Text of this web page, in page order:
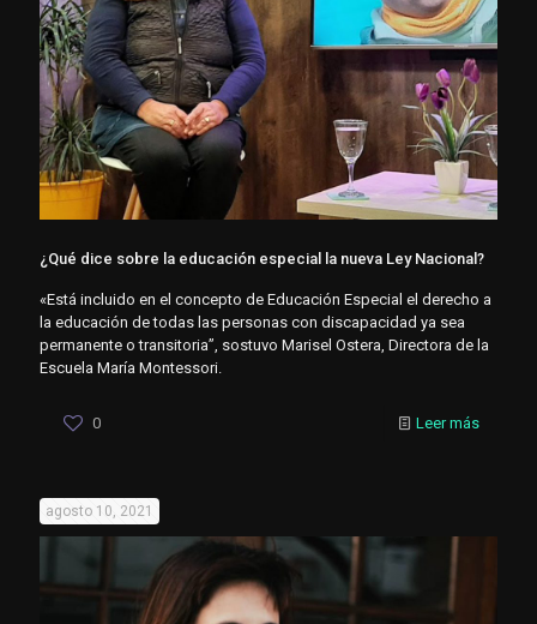
¿Qué dice sobre la educación especial la nueva Ley Nacional?
«Está incluido en el concepto de Educación Especial el derecho a
la educación de todas las personas con discapacidad ya sea
permanente o transitoria”, sostuvo Marisel Ostera, Directora de la
Escuela María Montessori.
0 Leer más
agosto 10, 2021